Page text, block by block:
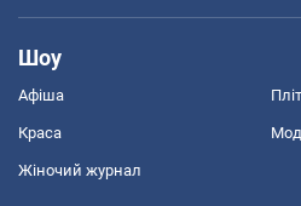
Шоу
Афіша
Краса
Жіночий журнал